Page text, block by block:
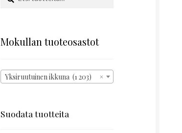
Mokullan tuoteosastot
×
Yksiruutuinen ikkuna (1 203)
Suodata tuotteita